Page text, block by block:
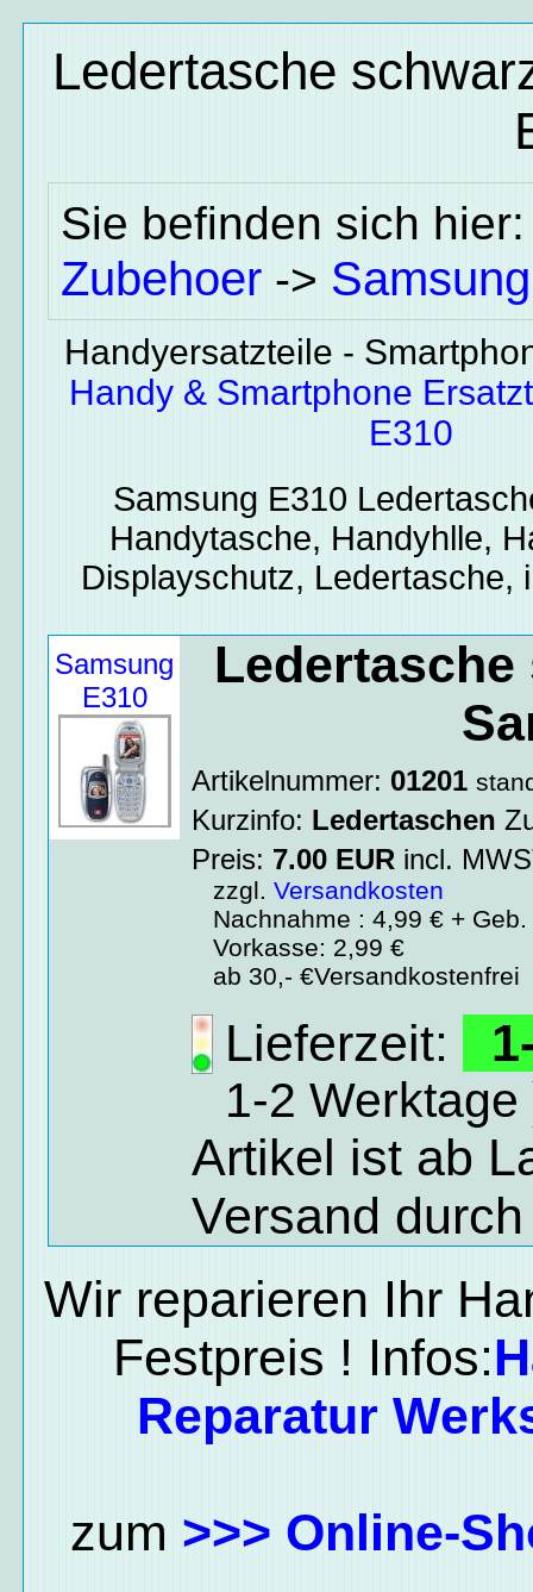
Ledertasche
Sie befinden sich
Zubehoer -> Samsung
Handyersatzteile -
Handy & Smartphone
E310
Samsung E310
Handytasche, Handyhlle,
Displayschutz, Ledertasche,
Samsung
E310
Artikelnummer: 01201
Kurzinfo: Ledertaschen
Preis: 7.00 EUR incl.
zzgl.Versandkosten
Nachnahme : 4,99 € + Geb.
Vorkasse: 2,99 €
ab 30,- €Versandkostenfrei
Lieferzeit:
1-2 Werktage
Artikel ist ab
Versand
Wir reparieren Ihr
Festpreis ! Infos:
Reparatur
zum >>> Online-